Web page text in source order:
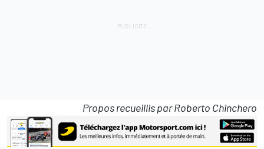
Propos recueillis par Roberto Chinchero